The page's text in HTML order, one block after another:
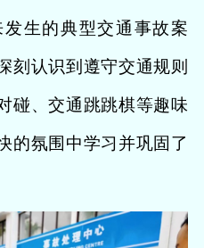
生的典型交通事故案
刻认识到遵守交通规则
碰、交通跳跳棋等趣味
的氛围中学习并巩固了